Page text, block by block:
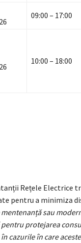
09:00 – 17:00
10:00 – 18:00
Rețele Electrice
pentru a minimiza
sau
protejarea
cazurile în care